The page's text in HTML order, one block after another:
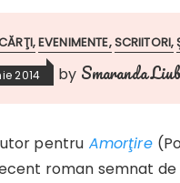
EVENIMENTE SCRIITORI
2014 by Smaranda
pentru Amorţire
roman semnat de